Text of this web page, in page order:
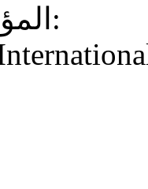
المؤلف / المؤلفة: